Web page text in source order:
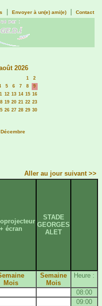
Envoyer à un(e) ami(e) Contact
2026
1 2
5 6 7 8 9
12 13 14 15 16
19 20 21 22 23
26 27 28 29 30
Décembre
Aller au jour suivant >>
+ écran
STADE
GEORGES
ALET
Mois
Semaine
Mois
Heure :
08:00
09:00